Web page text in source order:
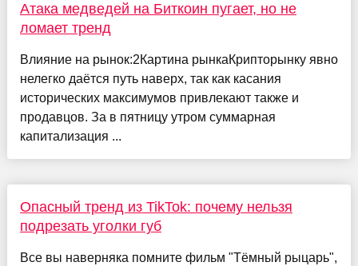
Атака медведей на Биткоин пугает, но не
ломает тренд
Влияние на рынок:2Картина рынкаКрипторынку явно
нелегко даётся путь наверх, так как касания
исторических максимумов привлекают также и
продавцов. За в пятницу утром суммарная
капитализация ...
Опасный тренд из TikTok: почему нельзя
подрезать уголки губ
Все вы наверняка помните фильм "Тёмный рыцарь",